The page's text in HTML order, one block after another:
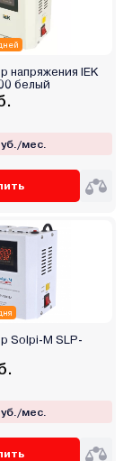
напряжения IEK
белый
мес.
Solpi-M SLP-
мес.